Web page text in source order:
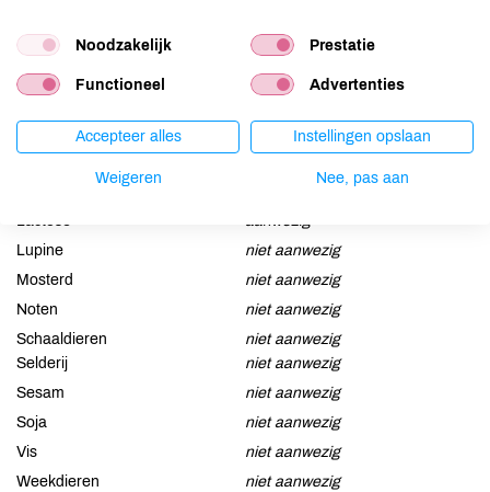
cyanocobalamine), L-tyrosine, L-cystine, L-tryptofaan
Allergenen
Aardnoten
niet aanwezig
Lactose
aanwezig
Lupine
niet aanwezig
Mosterd
niet aanwezig
Noten
niet aanwezig
Schaaldieren
niet aanwezig
Selderij
niet aanwezig
Sesam
niet aanwezig
Soja
niet aanwezig
Vis
niet aanwezig
Weekdieren
niet aanwezig
Noodzakelijk Prestatie
Functioneel Advertenties
Accepteer alles Instellingen opslaan
Weigeren Nee, pas aan